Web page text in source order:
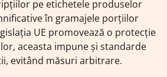
pe etichetele produselor
în gramajele porțiilor
UE promovează o protecție
aceasta impune și standarde
evitând măsuri arbitrare.